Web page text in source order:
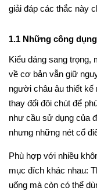
giải đáp các thắc này
1.1 Những công
Kiểu dáng sang trọng,
về cơ bản vẫn giữ
người châu âu thiết
thay đổi đôi chút để
như cầu sử dụng của
nhưng những nét cổ
Phù hợp với nhiều
mục đích khác nhau:
uống mà còn có thể